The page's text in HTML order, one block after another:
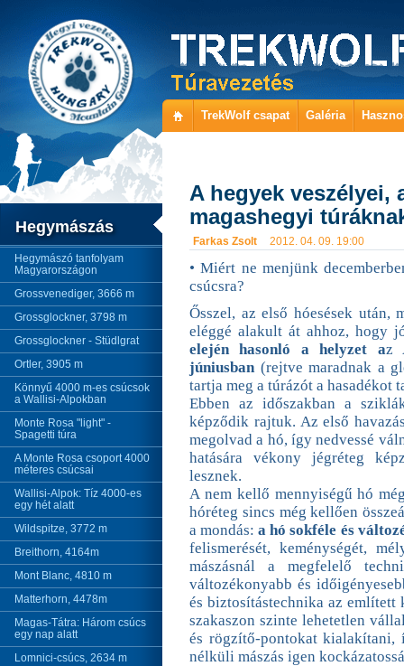
TrekWolf csapat Galéria
Hegymászás
Hegymászó tanfolyam
Magyarországon
Grossvenediger, 3666 m
Grossglockner, 3798 m
Grossglockner - Stüdlgrat
Ortler, 3905 m
Könnyű 4000 m-es csúcsok
a Wallisi-Alpokban
Monte Rosa "light" -
Spagetti túra
A Monte Rosa csoport 4000
méteres csúcsai
Wallisi-Alpok: Tíz 4000-es
egy hét alatt
Wildspitze, 3772 m
Breithorn, 4164m
Mont Blanc, 4810 m
Matterhorn, 4478m
Magas-Tátra: Három csúcs
egy nap alatt
Lomnici-csúcs, 2634 m
A hegyek veszélyei,
magashegyi
Farkas Zsolt 2012. 04. 09. 19:00
• Miért ne menjünk
csúcsra?
Ősszel, az első hóesések után,
eléggé alakult át ahhoz, hogy
elején hasonló a helyzet az
júniusban(rejtve maradnak a
tartja meg a túrázót a hasadékot
Ebben az időszakban a
képződik rajtuk. Az első
megolvad a hó, így nedvessé
hatására vékony jégréteg
lesznek.
A nem kellő mennyiségű hó
hóréteg sincs még kellően
a mondás:a hó sokféle és
felismerését, keménységét,
mászásnál a megfelelő
változékonyabb és
és biztosítástechnika az
szakaszon szinte lehetetlen
és rögzítő-pontokat
nélküli mászás igen